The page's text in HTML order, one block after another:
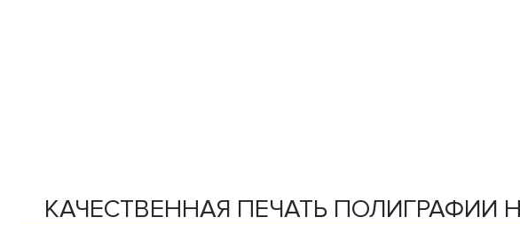
КАЧЕСТВЕННАЯ ПЕЧАТЬ ПОЛИГРАФИИ